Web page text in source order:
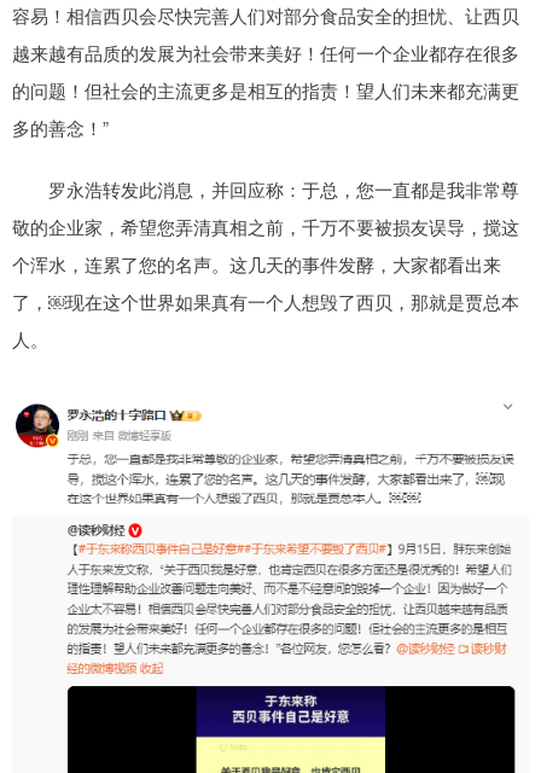
容易！相信西贝会尽快完善人们对部分食品安全的担忧、让西贝
越来越有品质的发展为社会带来美好！任何一个企业都存在很多
的问题！但社会的主流更多是相互的指责！望人们未来都充满更
多的善念！”
罗永浩转发此消息，并回应称：于总，您一直都是我非常尊
敬的企业家，希望您弄清真相之前，千万不要被损友误导，搅这
个浑水，连累了您的名声。这几天的事件发酵，大家都看出来
了，￼现在这个世界如果真有一个人想毁了西贝，那就是贾总本
人。